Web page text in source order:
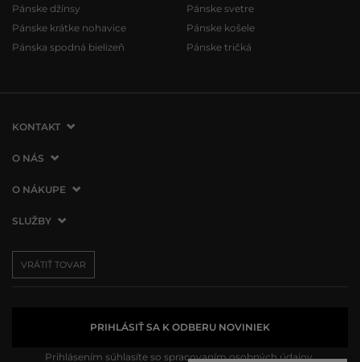
Pánske džínsy
Pánske krátke nohavice
Pánska spodná bielizeň
Pánske svetre
Pánske košele
Pánske tričká
KONTAKT
VERMONT Services Slovakia s. r. o.
821 07 Bratislava
Slovenská republika
info@vermont.sk
O NÁS
O spoločnosti
Naše predajne
Presscentrum
O NÁKUPE
Ako nakupovať
Vrátenie tovaru
Reklamácie
SLUŽBY
Doprava a platba
Darčekové poukážky
VRÁTIŤ TOVAR
PRIHLÁSIŤ SA K ODBERU NOVINIEK
Prihlásením súhlasíte so spracovaním osobných údajov.